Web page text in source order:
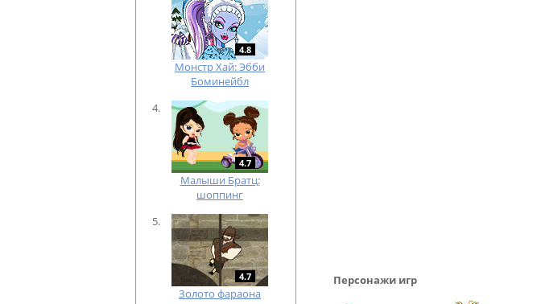
4.8
Монстр Хай: Эбби
Боминейбл
4.7
Малыши Братц:
шоппинг
4.7
Золото фараона
Персонажи игр